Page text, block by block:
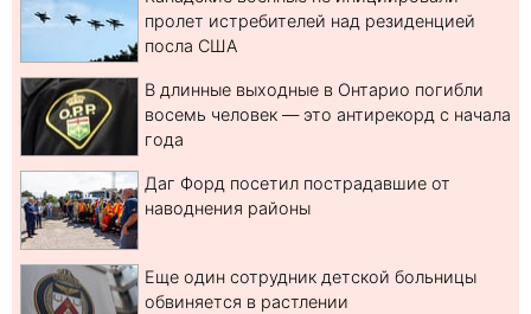
пролет истребителей над резиденцией
посла США
В длинные выходные в Онтарио погибли
восемь человек — это антирекорд с начала
года
Даг Форд посетил пострадавшие от
наводнения районы
Еще один сотрудник детской больницы
обвиняется в растлении